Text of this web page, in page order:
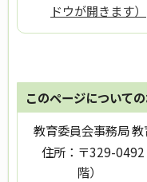
ドウが開きます）
このページについて
教育委員会事務局
住所： 〒329-0492
階）